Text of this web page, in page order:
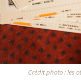
Crédit photo : les